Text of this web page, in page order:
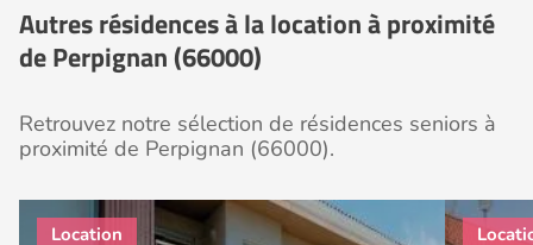
Autres résidences à la location à proximité
de Perpignan (66000)
Retrouvez notre sélection de résidences seniors à
proximité de Perpignan (66000).